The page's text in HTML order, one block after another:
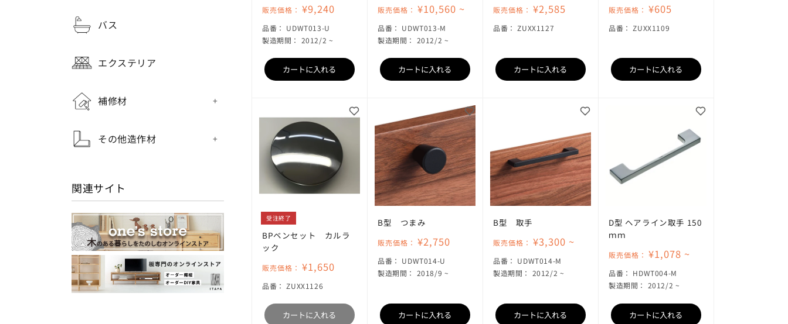
その他造作材
エクステリア
バス
補修材
関連サイト
販売価格： ¥9,240
品番： SKU:
UDWT013-U
製造期間： 2012/2 ~
カートに入れる
販売価格： ¥10,560 ~
品番： SKU:
UDWT013-M
製造期間： 2012/2 ~
カートに入れる
販売価格： ¥2,585
品番： SKU:
ZUXX1127
カートに入れる
販売価格： ¥605
品番： SKU:
ZUXX1109
カートに入れる
受注終了
BPベンセット カルラ
ック
販売価格： ¥1,650
品番： SKU:
ZUXX1126
カートに入れる
B型 つまみ
販売価格： ¥2,750
品番： SKU:
UDWT014-U
製造期間： 2018/9 ~
カートに入れる
B型 取手
販売価格： ¥3,300 ~
品番： SKU:
UDWT014-M
製造期間： 2012/2 ~
カートに入れる
D型 ヘアライン取手 150
ｍｍ
販売価格： ¥1,078 ~
品番： SKU:
HDWT004-M
製造期間： 2012/2 ~
カートに入れる